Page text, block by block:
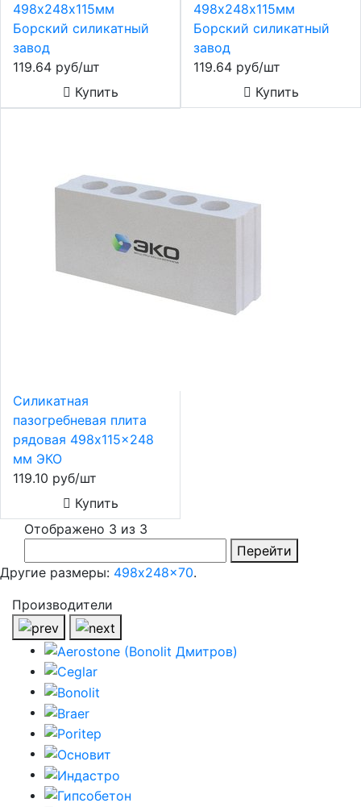
498х248х115мм
Борский силикатный
завод
119.64 руб/шт
Купить
498х248х115мм
Борский силикатный
завод
119.64 руб/шт
Купить
Силикатная
пазогребневая плита
рядовая 498x115x248
мм ЭКО
119.10 руб/шт
Купить
Отображено 3 из 3
Перейти
Другие размеры: 498x248x70.
Производители